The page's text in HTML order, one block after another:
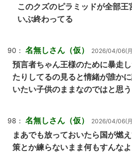
このクズのピラミッドが全部
いぶ終わってる
90： 名無しさん（仮） 2026/04/06(
預言者ちゃん王様のために暴走
たりしてるの見ると情緒が誰か
いたい子供のままなのではと思う
98： 名無しさん（仮） 2026/04/06(
まあでも放っておいたら国が燃
策とか練らないまま何もすんな